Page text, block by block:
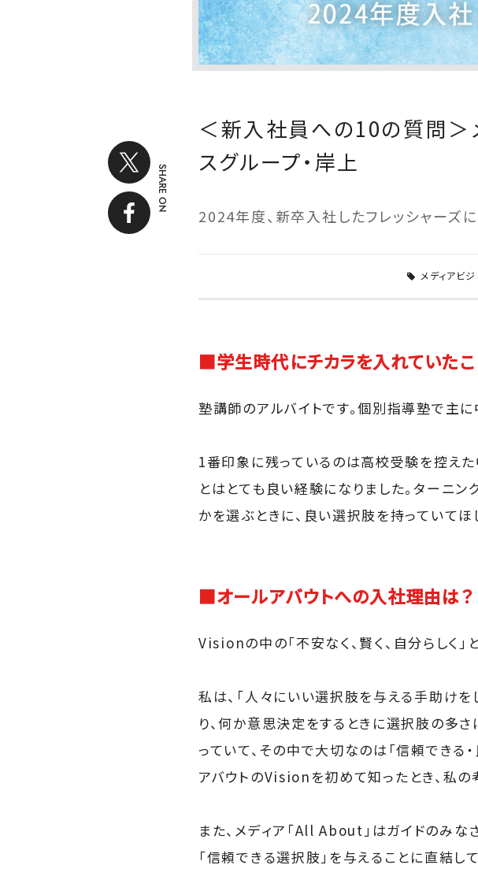
SHARE ON
＜新入社員への10の質問＞
スグループ・岸上
2024年度、新卒入社したフレッシャーズ
メディアビ
■学生時代にチカラを入れていたこ
塾講師のアルバイトです。個別指導塾で主に
1番印象に残っているのは高校受験を控え
とはとても良い経験になりました。ターニ
かを選ぶときに、良い選択肢を持っていてほ
■オールアバウトへの入社理由は？
Visionの中の「不安なく、賢く、自分らしく」
私は、「人々にいい選択肢を与える手助け
り、何か意思決定をするときに選択肢の多
っていて、その中で大切なのは「信頼できる
アバウトのVisionを初めて知ったとき、私の
また、メディア「All About」はガイドのみ
「信頼できる選択肢」を与えることに直結し